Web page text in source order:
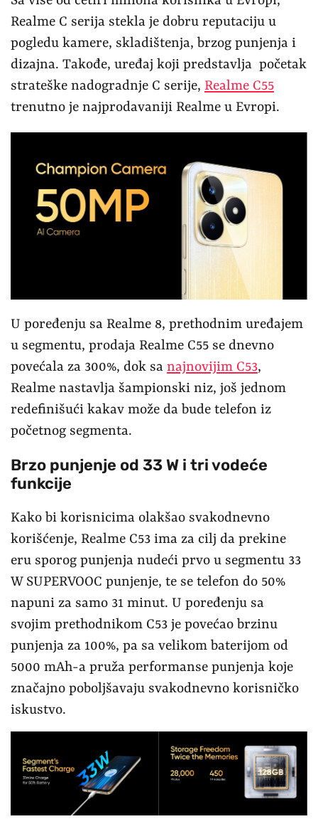
Realme C serija stekla je dobru reputaciju u
pogledu kamere, skladištenja, brzog punjenja i
dizajna. Takođe, uređaj koji predstavlja početak
strateške nadogradnje C serije, Realme C55
trenutno je najprodavaniji Realme u Evropi.
U poređenju sa Realme 8, prethodnim uređajem
u segmentu, prodaja Realme C55 se dnevno
povećala za 300%, dok sa najnovijim C53,
Realme nastavlja šampionski niz, još jednom
redefinišući kakav može da bude telefon iz
početnog segmenta.
Brzo punjenje od 33 W i tri vodeće
funkcije
Kako bi korisnicima olakšao svakodnevno
korišćenje, Realme C53 ima za cilj da prekine
eru sporog punjenja nudeći prvo u segmentu 33
W SUPERVOOC punjenje, te se telefon do 50%
napuni za samo 31 minut. U poređenju sa
svojim prethodnikom C53 je povećao brzinu
punjenja za 100%, pa sa velikom baterijom od
5000 mAh-a pruža performanse punjenja koje
značajno poboljšavaju svakodnevno korisničko
iskustvo.